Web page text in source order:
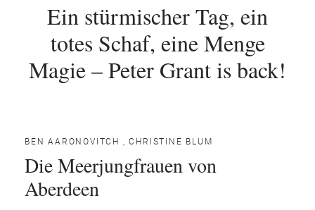
Ein stürmischer Tag, ein
totes Schaf, eine Menge
Magie – Peter Grant is back!
BEN AARONOVITCH ,CHRISTINE BLUM
Die Meerjungfrauen von
Aberdeen